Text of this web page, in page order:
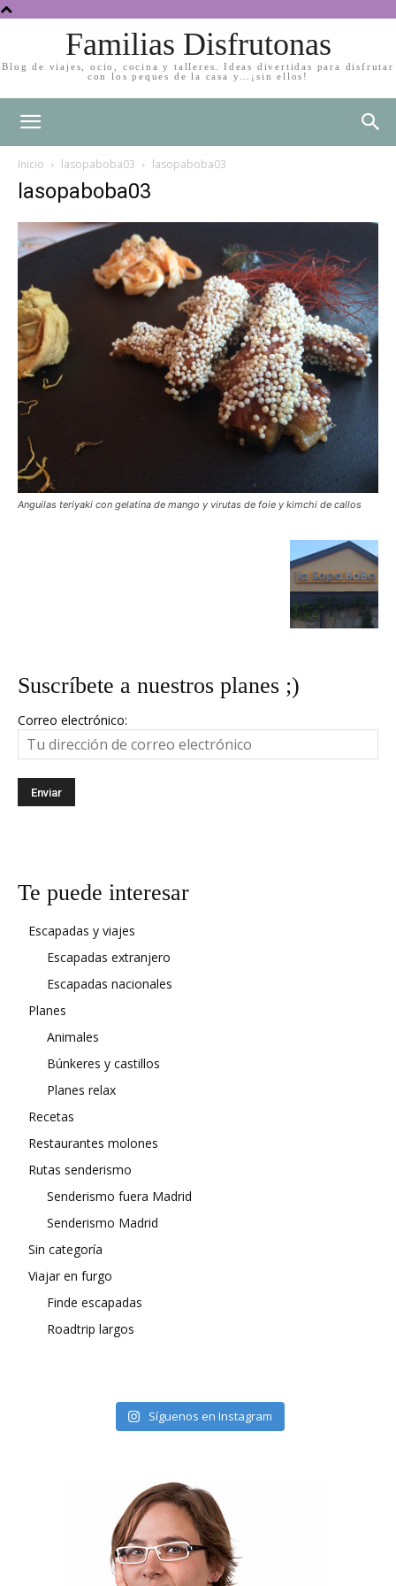
Familias Disfrutonas
Blog de viajes, ocio, cocina y talleres. Ideas divertidas para disfrutar
con los peques de la casa y…¡sin ellos!
Inicio lasopaboba03 lasopaboba03
lasopaboba03
Anguilas teriyaki con gelatina de mango y virutas de foie y kimchi de callos
Suscríbete a nuestros planes ;)
Correo electrónico:
Te puede interesar
Escapadas y viajes
Escapadas extranjero
Escapadas nacionales
Planes
Animales
Búnkeres y castillos
Planes relax
Recetas
Restaurantes molones
Rutas senderismo
Senderismo fuera Madrid
Senderismo Madrid
Sin categoría
Viajar en furgo
Finde escapadas
Roadtrip largos
Síguenos en Instagram